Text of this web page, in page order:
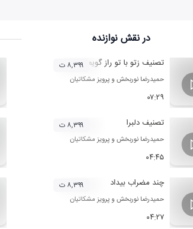
در نقشنوازنده
تصنیف زتو با تو راز گویم
حمیدرضا نوربخش وپرویز مشکاتیان
۰۷:۲۹
۸,۳۹۹ ت
تصنیف دلبرا
حمیدرضا نوربخش وپرویز مشکاتیان
۰۴:۴۵
۸,۳۹۹ ت
چند مضراب بیداد
حمیدرضا نوربخش وپرویز مشکاتیان
۰۴:۲۷
۸,۳۹۹ ت